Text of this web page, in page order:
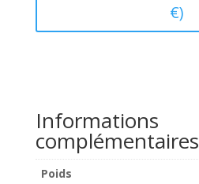
rouge
€)
Informations
complémentaires
Poids